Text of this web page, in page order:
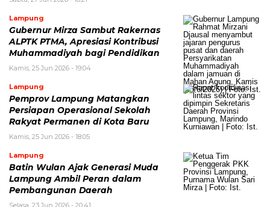
Lampung
Gubernur Mirza Sambut Rakernas
ALPTK PTMA, Apresiasi Kontribusi
Muhammadiyah bagi Pendidikan
Kamis, 25 Jun 2026 - 19:04
Lampung
Pemprov Lampung Matangkan
Persiapan Operasional Sekolah
Rakyat Permanen di Kota Baru
Kamis, 25 Jun 2026 - 18:05
Lampung
Batin Wulan Ajak Generasi Muda
Lampung Ambil Peran dalam
Pembangunan Daerah
Selasa, 23 Jun 2026 - 20:41